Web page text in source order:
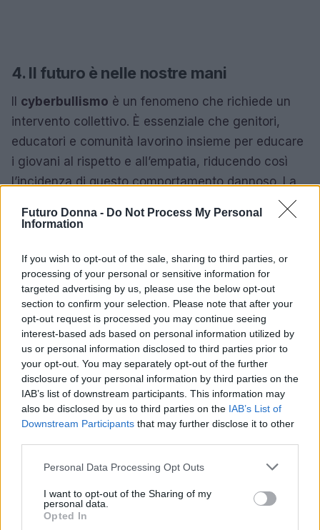
Futuro Donna - Do Not Process My Personal
Information
If you wish to opt-out of the sale, sharing to third parties, or
processing of your personal or sensitive information for
targeted advertising by us, please use the below opt-out
section to confirm your selection. Please note that after your
opt-out request is processed you may continue seeing
interest-based ads based on personal information utilized by
us or personal information disclosed to third parties prior to
your opt-out. You may separately opt-out of the further
disclosure of your personal information by third parties on the
IAB’s list of downstream participants. This information may
also be disclosed by us to third parties on the IAB’s List of
Downstream Participants that may further disclose it to other
Please note that this website/app uses one or more Google
not limited to your visit or usage behaviour. You may click to
grant or deny consent to Google and its third-party tags to
use your data for below specified purposes in below Google
Personal Data Processing Opt Outs
I want to opt-out of the Sharing of my
personal data.
Opted In
4. Il futuro è nelle nostre mani
Il cyberbullismo è un fenomeno che richiede un
intervento collettivo. È essenziale che genitori,
educatori e comunità lavorino insieme per educare
i giovani al rispetto e all’empatia, riducendo così
l’incidenza di questo comportamento dannoso. La
attivamente, affinché i ragazzi possano sentirsi al
Ogni piccolo passo conta. Parla apertamente di
cyberbullismo con i tuoi figli e non avere paura di
affrontare l’argomento. La tua voce può essere la
chiave per proteggere e guidare i giovani in un
mondo sempre più complesso.
Infine, ricorda: lapsicoterapia costruttivistanon
solo cura le ferite, ma aiuta a costruire una nuova
narrazione di vita, in cui il dolore diventa
consapevolezza e crescita. Insieme, possiamo
trasformare il dolore in una storia di rinascita e
empowerment.